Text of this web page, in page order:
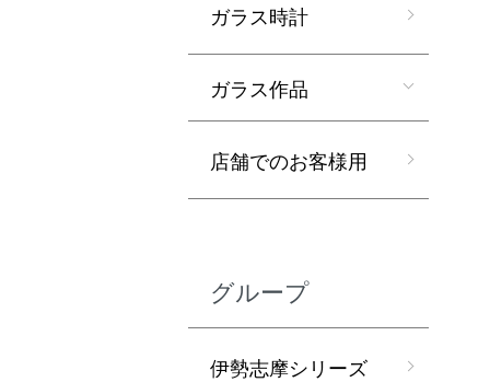
ガラス時計
ガラス作品
店舗でのお客様用
グループ
伊勢志摩シリーズ